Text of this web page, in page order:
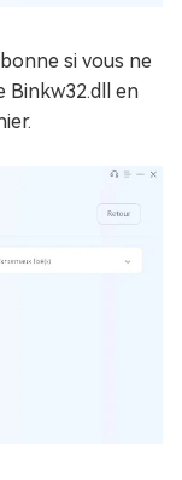
si vous ne
Binkw32.dll en